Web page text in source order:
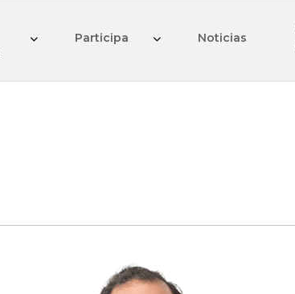
Participa Noticias